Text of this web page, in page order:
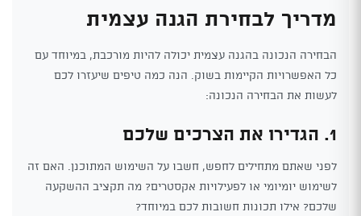
מדריך לבחירת הגנה עצמית
הבחירה הנכונה בהגנה עצמית יכולה להיות מורכבת, במיוחד עם
כל האפשרויות הקיימות בשוק. הנה כמה טיפים שיעזרו לכם
לעשות את הבחירה הנכונה:
1. הגדירו את הצרכים שלכם
לפני שאתם מתחילים לחפש, חשבו על השימוש המתוכנן. האם זה
לשימוש יומיומי או לפעילויות אקסטרים? מה תקציב ההשקעה
שלכם? אילו תכונות חשובות לכם במיוחד?